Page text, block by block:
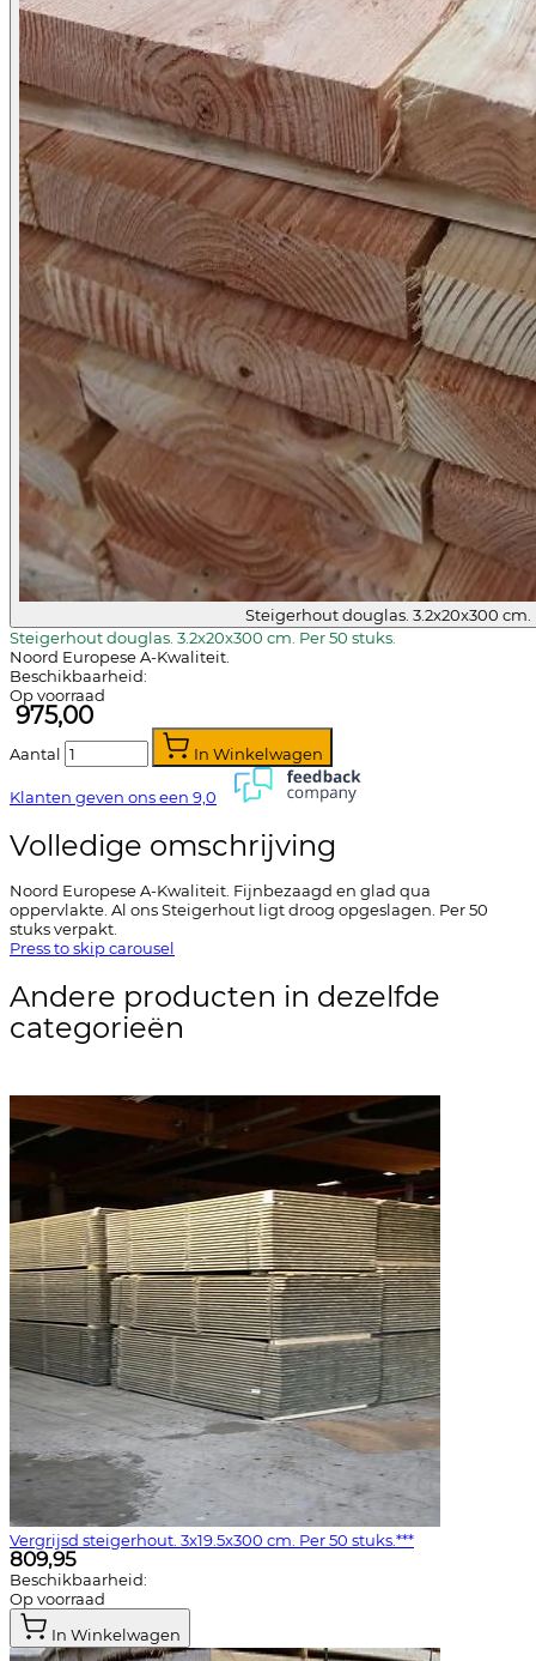
Steigerhout douglas. 3.2x20x300 cm.
Steigerhout douglas. 3.2x20x300 cm. Per 50 stuks.
Noord Europese A-Kwaliteit.
Beschikbaarheid:
Op voorraad
975,00
Aantal In Winkelwagen
Klanten geven ons een 9,0
Volledige omschrijving
Noord Europese A-Kwaliteit. Fijnbezaagd en glad qua
oppervlakte. Al ons Steigerhout ligt droog opgeslagen. Per 50
stuks verpakt.
Press to skip carousel
Andere producten in dezelfde
categorieën
Vergrijsd steigerhout. 3x19.5x300 cm. Per 50 stuks.***
809,95
Beschikbaarheid:
Op voorraad
In Winkelwagen